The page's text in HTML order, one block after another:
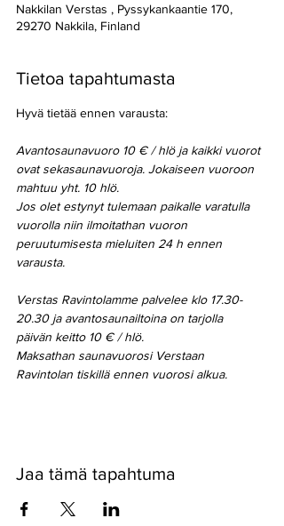
Nakkilan Verstas , Pyssykankaantie 170,
29270 Nakkila, Finland
Tietoa tapahtumasta
Hyvä tietää ennen varausta:
Avantosaunavuoro 10 € / hlö ja kaikki vuorot
ovat sekasaunavuoroja. Jokaiseen vuoroon
mahtuu yht. 10 hlö.
Jos olet estynyt tulemaan paikalle varatulla
vuorolla niin ilmoitathan vuoron
peruutumisesta mieluiten 24 h ennen
varausta.
Verstas Ravintolamme palvelee klo 17.30-
20.30 ja avantosaunailtoina on tarjolla
päivän keitto 10 € / hlö.
Maksathan saunavuorosi Verstaan
Ravintolan tiskillä ennen vuorosi alkua.
Jaa tämä tapahtuma